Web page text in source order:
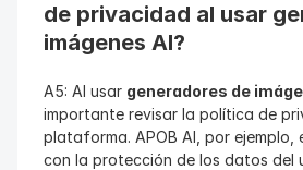
de privacidad al usar
imágenes AI?
A5: Al usar generadores de
importante revisar la política de
plataforma. APOB AI, por ejemplo,
con la protección de los datos del